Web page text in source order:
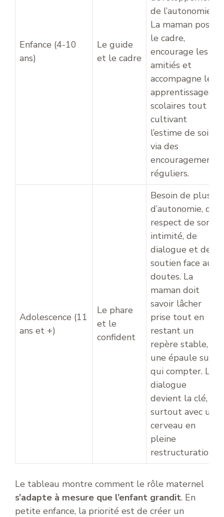
Enfance (4-10
ans)
Le guide
et le cadre
de l’autonomie.
La maman pose
le cadre,
encourage les
amitiés et
accompagne les
apprentissages
scolaires tout en
cultivant
l’estime de soi
via des
encouragements
réguliers.
Adolescence (11
ans et +)
Le phare
et le
confident
Besoin de plus
d’autonomie, de
respect de son
intimité, de
dialogue et de
soutien face aux
doutes. La
maman doit
savoir lâcher
prise tout en
restant un
repère stable,
une épaule sur
qui compter. Le
dialogue
devient la clé,
surtout avec un
cerveau en
pleine
restructuration.
Le tableau montre comment le rôle maternel
s’adapte à mesure que l’enfant grandit. En
petite enfance, la priorité est de créer un